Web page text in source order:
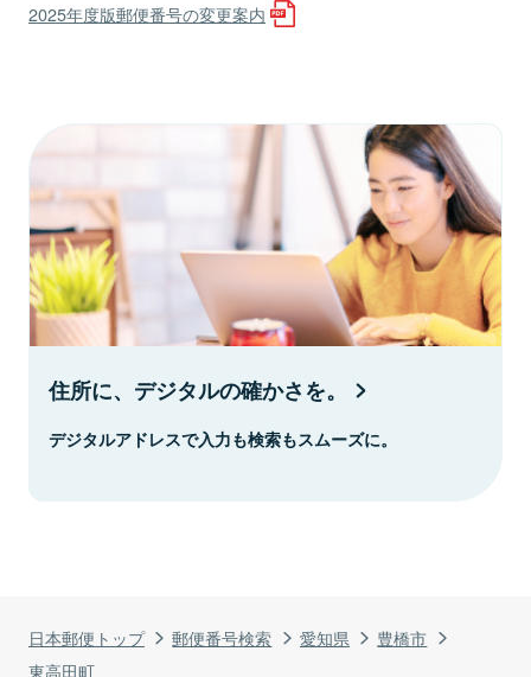
日本郵便トップ 郵便番号検索 愛知県
豊橋市
東高田町
2025年度版郵便番号の変更案内
住所に、デジタルの確かさを。
デジタルアドレスで入力も検索もスムーズに。